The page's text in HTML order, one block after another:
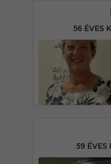
56 ÉVES
59 ÉVES